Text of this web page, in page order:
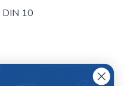
DIN 10